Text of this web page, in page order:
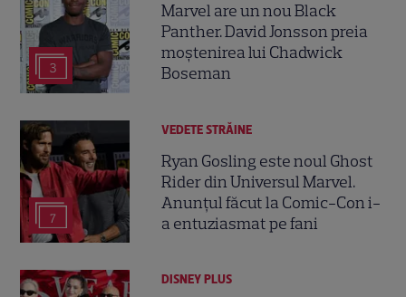
3
Marvel are un nou Black
Panther. David Jonsson preia
moștenirea lui Chadwick
Boseman
7
VEDETE STRĂINE
Ryan Gosling este noul Ghost
Rider din Universul Marvel.
Anunțul făcut la Comic-Con i-
a entuziasmat pe fani
DISNEY PLUS